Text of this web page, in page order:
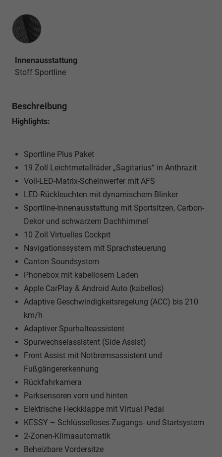
Innenausstattung
Innenausstattung
Stoff Sportline
Beschreibung
Highlights:
Sportline Plus Paket
19 Zoll Leichtmetallräder „Sagitarius“ in Anthrazit
Voll-LED-Matrix-Scheinwerfer mit AFS
LED-Rückleuchten mit dynamischem Blinker
Sportline-Innenausstattung mit Sportsitzen, Carbon-
Dekor und schwarzem Dachhimmel
10 Zoll Virtuelles Cockpit
Navigationssystem mit Sprachsteuerung
Canton Soundsystem
Phonebox mit kabellosem Laden
Apple CarPlay & Android Auto (kabellos)
Adaptive Geschwindigkeitsregelung (ACC) bis 210
km/h
Adaptiver Spurhalteassistent
Spurwechselassistent (Side Assist)
Front Assist mit Notbremsassistent und
Fußgängererkennung
Rückfahrkamera
Parksensoren vorn und hinten
Elektrische Heckklappe mit Virtual Pedal
KESSY – Schlüsselloses Zugangs- und Startsystem
2-Zonen-Klimaautomatik
Beheizbare Vordersitze